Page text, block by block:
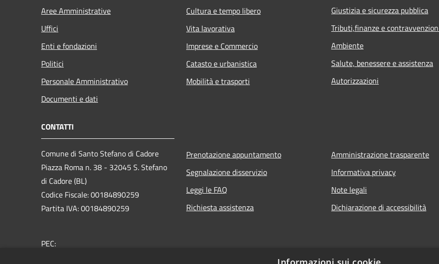
Aree Amministrative
Uffici
Enti e fondazioni
Politici
Personale Amministrativo
Documenti e dati
Cultura e tempo libero
Vita lavorativa
Imprese e Commercio
Catasto e urbanistica
Mobilità e trasporti
Giustizia e sicurezza pubblica
Tributi,finanze e
Ambiente
Salute, benessere e assistenza
Autorizzazioni
CONTATTI
Comune di Santo Stefano di Cadore
Piazza Roma n. 38 - 32045 S. Stefano
di Cadore (BL)
Codice Fiscale: 00184890259
Partita IVA: 00184890259
PEC:
Prenotazione appuntamento
Segnalazione disservizio
Leggi le FAQ
Richiesta assistenza
Amministrazione trasparente
Informativa privacy
Note legali
Dichiarazione di accessibilità